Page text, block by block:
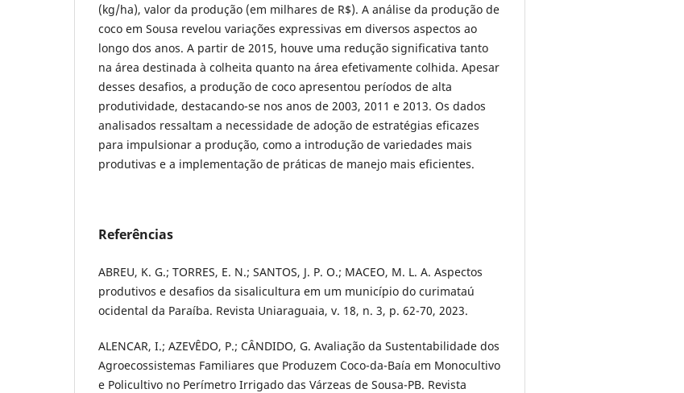
(kg/ha), valor da produção (em milhares de R$). A análise da produção de
coco em Sousa revelou variações expressivas em diversos aspectos ao
longo dos anos. A partir de 2015, houve uma redução significativa tanto
na área destinada à colheita quanto na área efetivamente colhida. Apesar
desses desafios, a produção de coco apresentou períodos de alta
produtividade, destacando-se nos anos de 2003, 2011 e 2013. Os dados
analisados ressaltam a necessidade de adoção de estratégias eficazes
para impulsionar a produção, como a introdução de variedades mais
produtivas e a implementação de práticas de manejo mais eficientes.
Referências
ABREU, K. G.; TORRES, E. N.; SANTOS, J. P. O.; MACEO, M. L. A. Aspectos
produtivos e desafios da sisalicultura em um município do curimataú
ocidental da Paraíba. Revista Uniaraguaia, v. 18, n. 3, p. 62-70, 2023.
ALENCAR, I.; AZEVÊDO, P.; CÂNDIDO, G. Avaliação da Sustentabilidade dos
Agroecossistemas Familiares que Produzem Coco-da-Baía em Monocultivo
e Policultivo no Perímetro Irrigado das Várzeas de Sousa-PB. Revista